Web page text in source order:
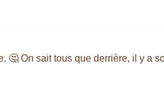
On sait tous que derrière, il y a